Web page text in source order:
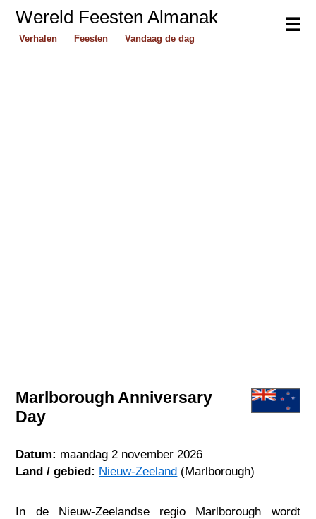
☰
Wereld Feesten Almanak
Verhalen Feesten Vandaag de dag
Marlborough Anniversary
Day
Datum: maandag 2 november 2026
Land / gebied: Nieuw-Zeeland (Marlborough)
In de Nieuw-Zeelandse regio Marlborough wordt